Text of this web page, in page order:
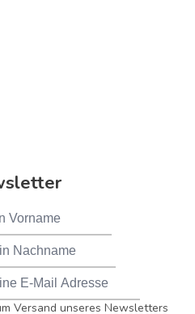
Versand unseres Newsletters